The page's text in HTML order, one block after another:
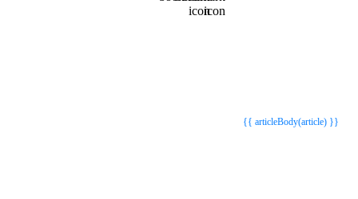
{{ articleBody(article) }}